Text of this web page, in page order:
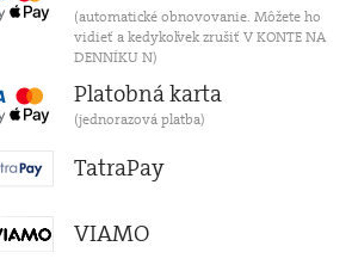
(automatické obnovovanie. Môžete ho
vidieť a kedykoľvek zrušiť V KONTE NA
DENNÍKU N)
Platobná karta
(jednorazová platba)
TatraPay
VIAMO